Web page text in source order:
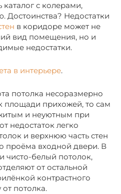
с колерами,
Достоинства? Недостатки
в коридоре может не
вид помещения, но и
недостатки.
в интерьере.
потолка несоразмерно
площади прихожей, то сам
и неуютным при
недостаток легко
и верхнюю часть стен
проёма входной двери. В
чисто-белый потолок,
от остальной
контрастного
от потолка.